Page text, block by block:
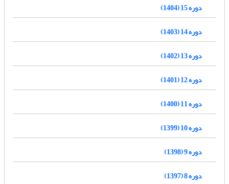
دوره 15 (1404)
دوره 14 (1403)
دوره 13 (1402)
دوره 12 (1401)
دوره 11 (1400)
دوره 10 (1399)
دوره 9 (1398)
دوره 8 (1397)